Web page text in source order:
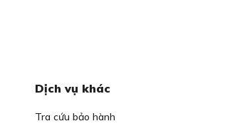
Dịch vụ khác
Tra cứu bảo hành